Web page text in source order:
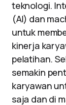
teknologi.
(AI) dan
untuk
kinerja
pelatihan.
semakin
karyawan
saja dan di